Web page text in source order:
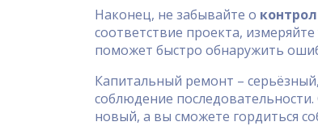
Наконец, не забывайте о
соответствие проекта,
поможет быстро обнаружить
Капитальный ремонт –
соблюдение
новый, а вы сможете гордиться